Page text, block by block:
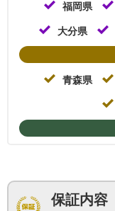
福岡県
大分県
青森県
保証内容